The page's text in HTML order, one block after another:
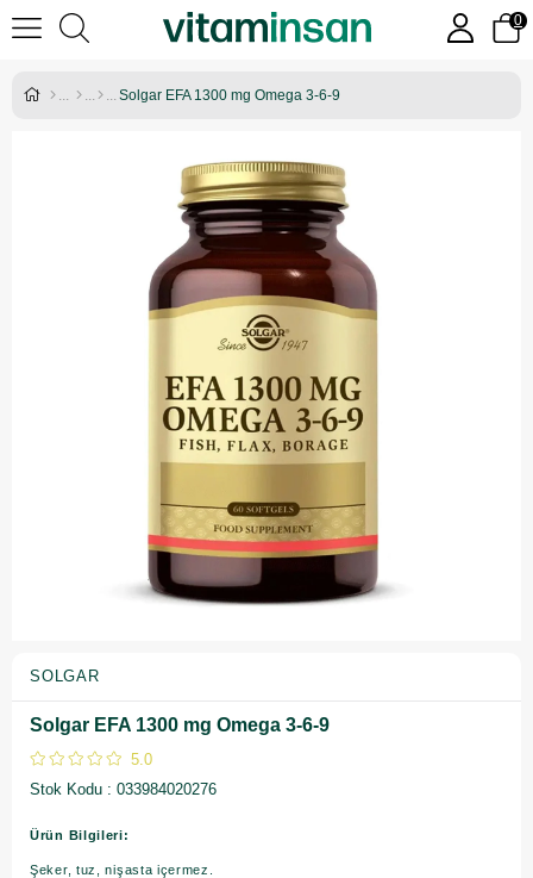
0
Solgar EFA 1300 mg Omega 3-6-9
SOLGAR
Solgar EFA 1300 mg Omega 3-6-9
5.0
Stok Kodu
033984020276
Ürün Bilgileri:
Şeker, tuz, nişasta içermez.